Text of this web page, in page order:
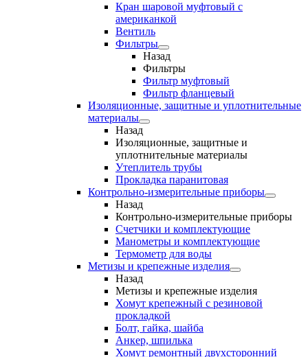
Кран шаровой муфтовый с
американкой
Вентиль
Фильтры
Назад
Фильтры
Фильтр муфтовый
Фильтр фланцевый
Изоляционные, защитные и уплотнительные
материалы
Назад
Изоляционные, защитные и
уплотнительные материалы
Утеплитель трубы
Прокладка паранитовая
Контрольно-измерительные приборы
Назад
Контрольно-измерительные приборы
Счетчики и комплектующие
Манометры и комплектующие
Термометр для воды
Метизы и крепежные изделия
Назад
Метизы и крепежные изделия
Хомут крепежный с резиновой
прокладкой
Болт, гайка, шайба
Анкер, шпилька
Хомут ремонтный двухсторонний